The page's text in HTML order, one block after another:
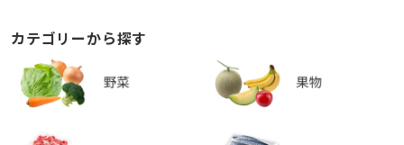
カテゴリーから探す